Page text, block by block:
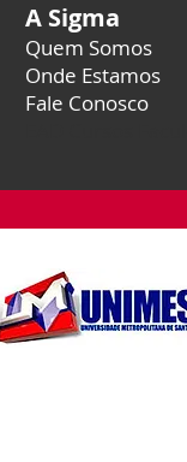
A Sigma
Quem Somos
Onde Estamos
Fale Conosco